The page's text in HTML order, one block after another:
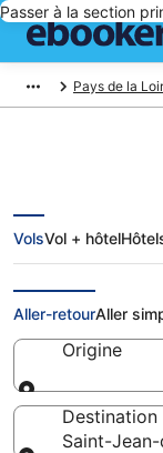
Passer à la section
Pays de la
Vols pas
de-Monts
VolsVol + hôtel
Aller-retourAller
Origine
Origine
Destination
Saint-